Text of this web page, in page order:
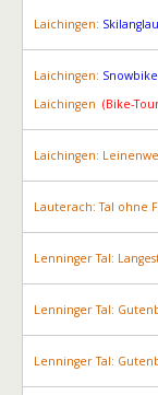
Laichingen:
Laichingen: Snowbike
Laichingen (Bike-
Laichingen:
Lauterach: Tal ohne
Lenninger Tal:
Lenninger Tal:
Lenninger Tal: